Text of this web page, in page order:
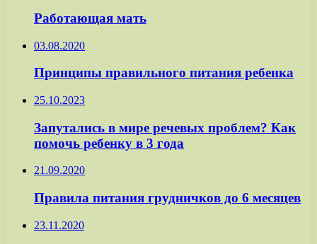
Работающая мать
03.08.2020
Принципы правильного питания ребенка
25.10.2023
Запутались в мире речевых проблем? Как
помочь ребенку в 3 года
21.09.2020
Правила питания грудничков до 6 месяцев
23.11.2020